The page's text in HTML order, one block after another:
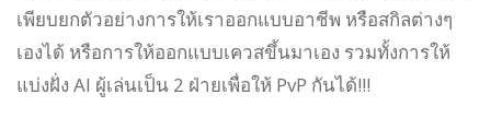
เพียบยกตัวอย่างการให้เราออกแบบอาชีพ หรือสกิลต่างๆ
เองได้ หรือการให้ออกแบบเควสขึ้นมาเอง รวมทั้งการให้
แบ่งฝั่ง AI ผู้เล่นเป็น 2 ฝ่ายเพื่อให้ PvP กันได้!!!